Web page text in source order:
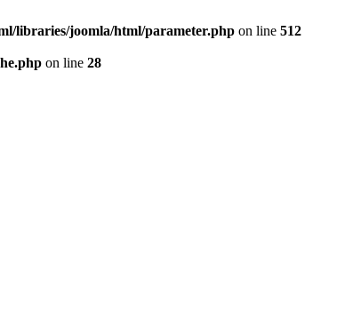
libraries/joomla/html/parameter.php on line 512
on line 28